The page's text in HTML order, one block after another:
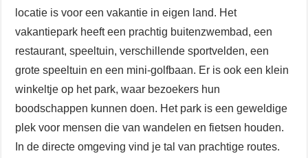
locatie is voor een vakantie in eigen land. Het
vakantiepark heeft een prachtig buitenzwembad, een
restaurant, speeltuin, verschillende sportvelden, een
grote speeltuin en een mini-golfbaan. Er is ook een klein
winkeltje op het park, waar bezoekers hun
boodschappen kunnen doen. Het park is een geweldige
plek voor mensen die van wandelen en fietsen houden.
In de directe omgeving vind je tal van prachtige routes.